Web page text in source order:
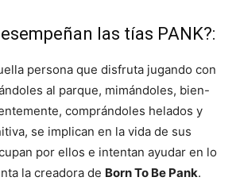
las tías PANK?:
persona que disfruta jugando con
al parque, mimándoles, bien-
comprándoles helados y
se implican en la vida de sus
por ellos e intentan ayudar en lo
la creadora de Born To Be Pank.